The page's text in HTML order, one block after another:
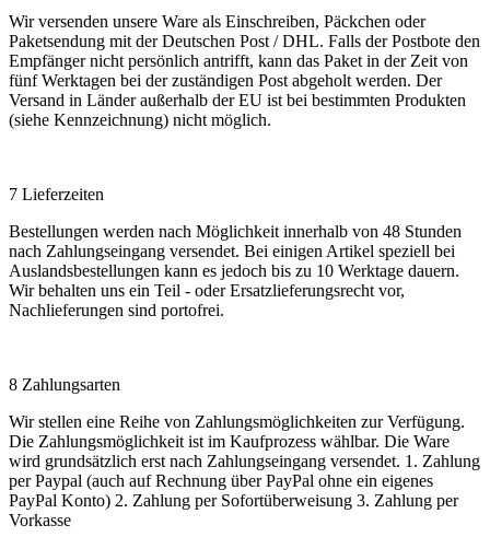
Wir versenden unsere Ware als Einschreiben, Päckchen oder
Paketsendung mit der Deutschen Post / DHL. Falls der Postbote den
Empfänger nicht persönlich antrifft, kann das Paket in der Zeit von
fünf Werktagen bei der zuständigen Post abgeholt werden. Der
Versand in Länder außerhalb der EU ist bei bestimmten Produkten
(siehe Kennzeichnung) nicht möglich.
7 Lieferzeiten
Bestellungen werden nach Möglichkeit innerhalb von 48 Stunden
nach Zahlungseingang versendet. Bei einigen Artikel speziell bei
Auslandsbestellungen kann es jedoch bis zu 10 Werktage dauern.
Wir behalten uns ein Teil - oder Ersatzlieferungsrecht vor,
Nachlieferungen sind portofrei.
8 Zahlungsarten
Wir stellen eine Reihe von Zahlungsmöglichkeiten zur Verfügung.
Die Zahlungsmöglichkeit ist im Kaufprozess wählbar. Die Ware
wird grundsätzlich erst nach Zahlungseingang versendet. 1. Zahlung
per Paypal (auch auf Rechnung über PayPal ohne ein eigenes
PayPal Konto) 2. Zahlung per Sofortüberweisung 3. Zahlung per
Vorkasse